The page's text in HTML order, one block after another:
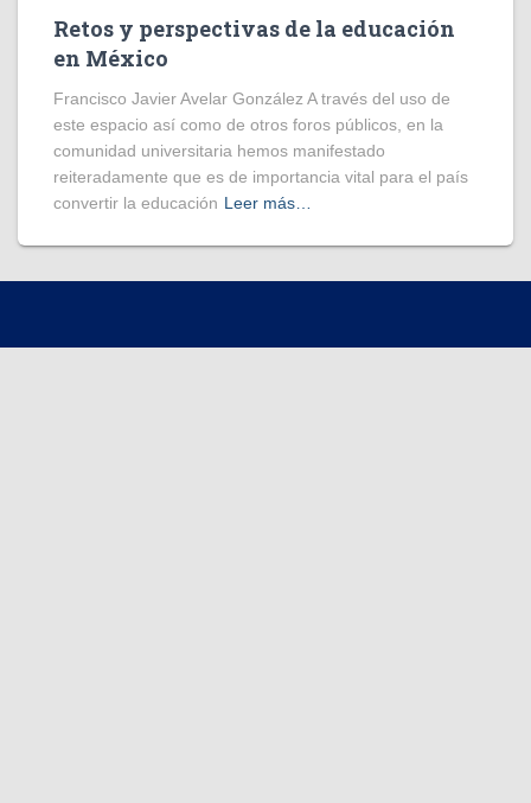
Retos y perspectivas de la educación
en México
Francisco Javier Avelar González A través del uso de
este espacio así como de otros foros públicos, en la
comunidad universitaria hemos manifestado
reiteradamente que es de importancia vital para el país
convertir la educación Leer más…